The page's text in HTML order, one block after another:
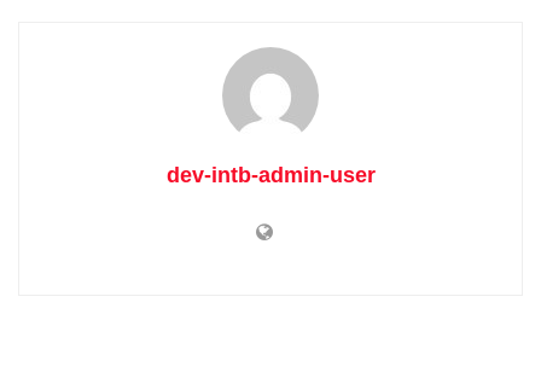
dev-intb-admin-user